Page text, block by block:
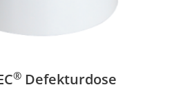
® Defekturdose